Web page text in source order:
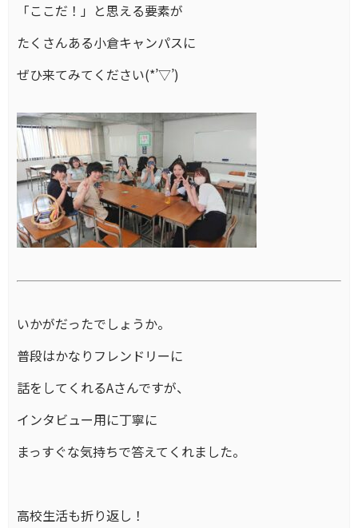
「ここだ！」と思える要素が
たくさんある小倉キャンパスに
ぜひ来てみてください(*’▽’)
いかがだったでしょうか。
普段はかなりフレンドリーに
話をしてくれるAさんですが、
インタビュー用に丁寧に
まっすぐな気持ちで答えてくれました。
高校生活も折り返し！